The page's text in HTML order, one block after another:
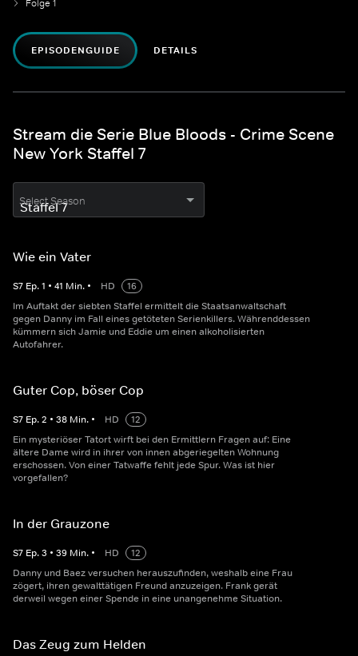
Folge 1
EPISODENGUIDE DETAILS
Stream die Serie Blue Bloods - Crime Scene
New York Staffel 7
Select Season
Wie ein Vater
S7 Ep.1 • 41 Min. • HD
16
Im Auftakt der siebten Staffel ermittelt die Staatsanwaltschaft
gegen Danny im Fall eines getöteten Serienkillers. Währenddessen
kümmern sich Jamie und Eddie um einen alkoholisierten
Autofahrer.
Guter Cop, böser Cop
S7 Ep.2 • 38 Min. • HD
12
Ein mysteriöser Tatort wirft bei den Ermittlern Fragen auf: Eine
ältere Dame wird in ihrer von innen abgeriegelten Wohnung
erschossen. Von einer Tatwaffe fehlt jede Spur. Was ist hier
vorgefallen?
In der Grauzone
S7 Ep.3 • 39 Min. • HD
12
Danny und Baez versuchen herauszufinden, weshalb eine Frau
zögert, ihren gewalttätigen Freund anzuzeigen. Frank gerät
derweil wegen einer Spende in eine unangenehme Situation.
Das Zeug zum Helden